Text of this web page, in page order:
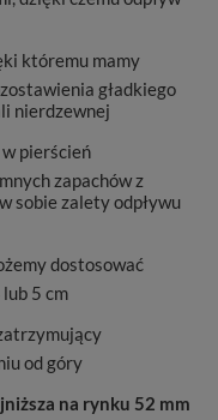
któremu mamy
gładkiego
nierdzewnej
pierścień
zapachów z
sobie zalety odpływu
dostosować
5 cm
od góry
na rynku 52 mm